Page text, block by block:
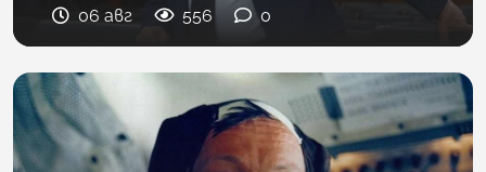
06 авг 556 0